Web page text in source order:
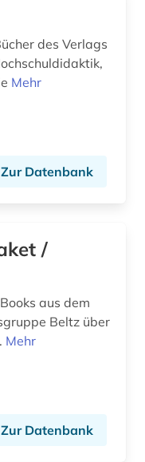
des Verlags
Mehr
Zur Datenbank
/
aus dem
Beltz über
Mehr
Zur Datenbank